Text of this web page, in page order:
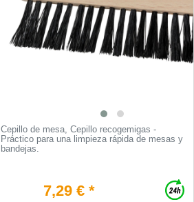
Cepillo de mesa, Cepillo recogemigas -
Práctico para una limpieza rápida de mesas y
bandejas.
7,29 € *